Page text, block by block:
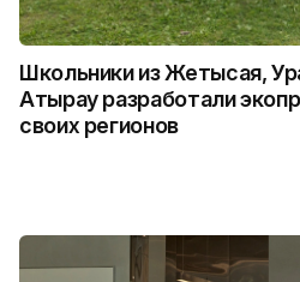
Школьники из Жетысая,
Атырау разработали
своих регионов